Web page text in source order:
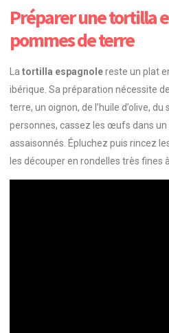
Préparer une tortilla
pommes de terre
La tortilla espagnolereste un plat
ibérique. Sa préparation nécessite
terre, un oignon, de l’huile d’olive,
personnes, cassez les œufs dans un
assaisonnés. Épluchez puis rincez
les découper en rondelles très fines